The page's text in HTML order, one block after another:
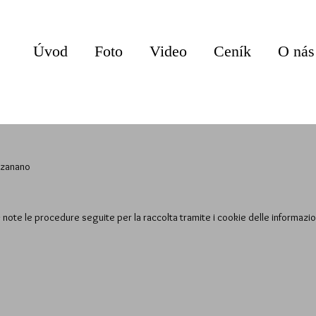
Úvod Foto Video Ceník O nás
note le procedure seguite per la raccolta tramite i cookie delle